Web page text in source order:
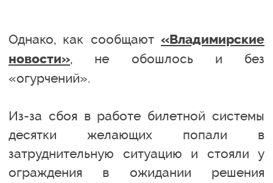
Однако, как сообщают «Владимирские
новости», не обошлось и без
«огурчений».
Из-за сбоя в работе билетной системы
десятки желающих попали в
затруднительную ситуацию и стояли у
ограждения в ожидании решения